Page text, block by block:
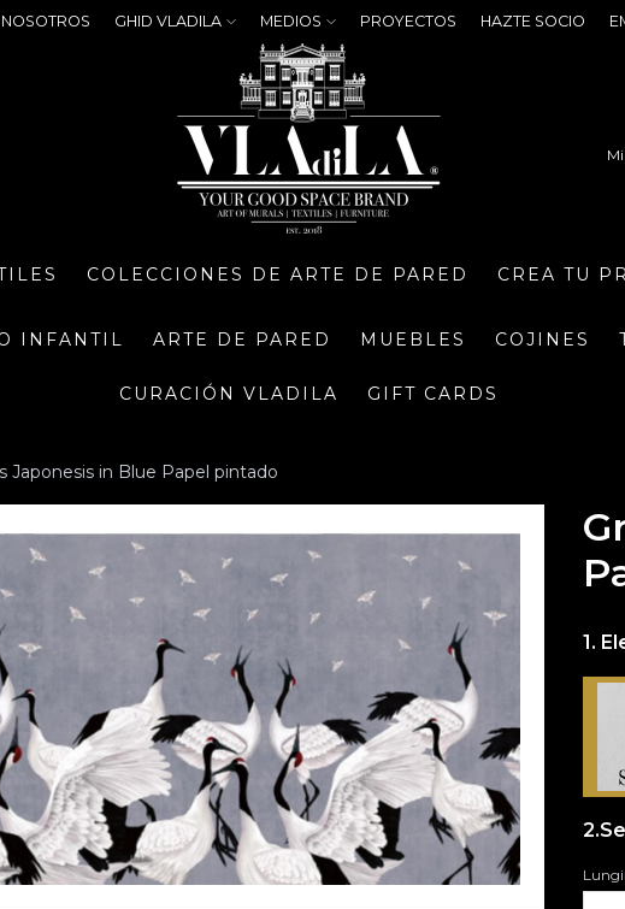
GHID VLADILA MEDIOS PROYECTOS HAZTE SOCIO
COLECCIONES DE ARTE DE PARED CREA TU
INFANTIL ARTE DE PARED MUEBLES COJINES
CURACIÓN VLADILA GIFT CARDS
Japonesis in Blue Papel pintado